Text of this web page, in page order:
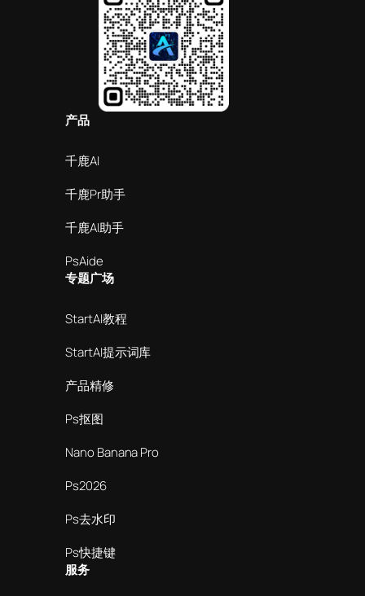
产品
千鹿AI
千鹿Pr助手
千鹿AI助手
PsAide
专题广场
StartAI教程
StartAI提示词库
产品精修
Ps抠图
Nano Banana Pro
Ps2026
Ps去水印
Ps快捷键
服务